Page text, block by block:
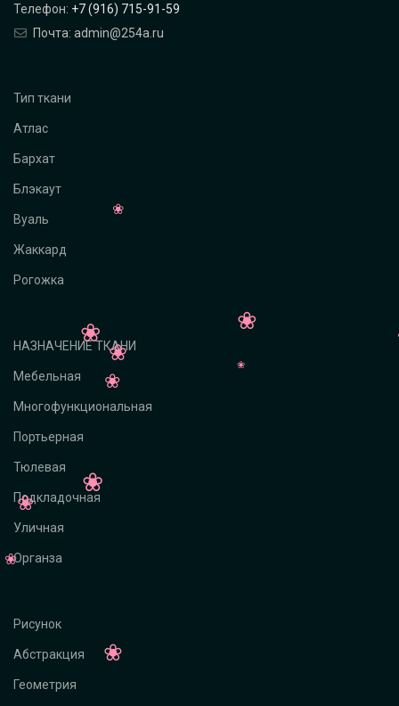
Телефон: +7 (916) 715-91-59
Почта: admin@254a.ru
Тип ткани
Атлас
Бархат
Блэкаут
Вуаль
Жаккард
Рогожка
НАЗНАЧЕНИЕ ТКАНИ
Мебельная
Многофункциональная
Портьерная
Тюлевая
Подкладочная
Уличная
Органза
Рисунок
Абстракция
Геометрия